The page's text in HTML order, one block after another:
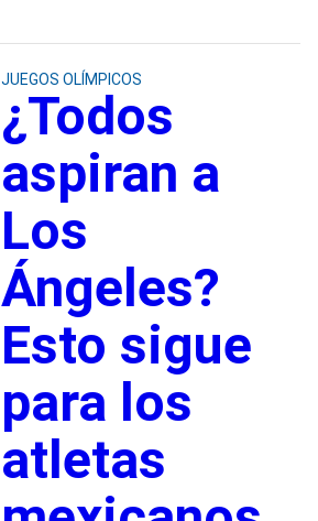
JUEGOS OLÍMPICOS
¿Todos
aspiran a
Los
Ángeles?
Esto sigue
para los
atletas